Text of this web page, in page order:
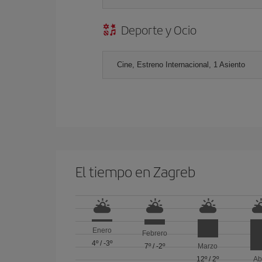
Deporte y Ocio
Cine, Estreno Internacional, 1 Asiento
El tiempo en Zagreb
Enero
4º/ -3º
Febrero
7º /-2º
Marzo
12º / 2º